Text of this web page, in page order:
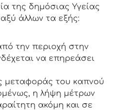
της δημόσιας Υγείας
άλλων τα εξής:
την περιοχή στην
να επηρεάσει
μεταφοράς του καπνού
η λήψη μέτρων
ακόμη και σε